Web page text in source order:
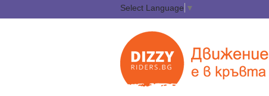
Select Language ▼